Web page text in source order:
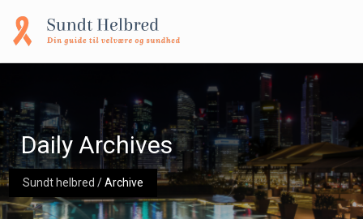
Sundt helbred /Archive
Daily Archives